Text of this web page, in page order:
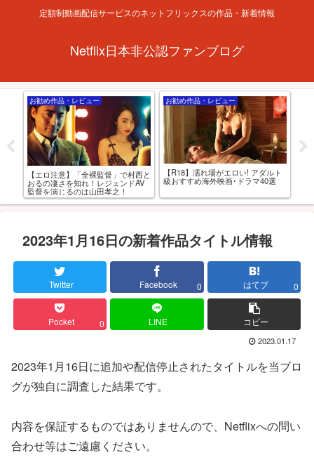
定額制動画配信サービスのネットフリックスの作品・新着情報
Netflix日本非公認ファンブログ
お勧め作品・レビュー
【エロ注意】「全裸監督」で村西と
おるの凄さを知れ！レジェンドAV
監督を演じるのは山田孝之！
お勧め作品・レビュー
【R18】濡れ場がエロい! アダルト
級おすすめ海外映画･ドラマ40選
2023年1月16日の新着作品タイトル情報
Twitter Facebook 0 はてブ 0
Pocket 0 LINE コピー
2023.01.17
2023年1月16日に追加や配信停止されたタイトルを当ブロ
グが独自に調査した結果です。
内容を保証するものではありませんので、Netflixへの問い
合わせ等はご遠慮ください。